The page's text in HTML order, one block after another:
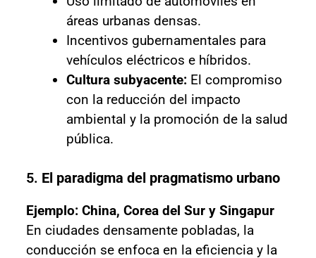
áreas urbanas densas.
Incentivos gubernamentales para
vehículos eléctricos e híbridos.
Cultura subyacente:El compromiso
con la reducción del impacto
ambiental y la promoción de la salud
pública.
5. El paradigma del pragmatismo urbano
Ejemplo: China, Corea del Sur y Singapur
En ciudades densamente pobladas, la
conducción se enfoca en la eficiencia y la